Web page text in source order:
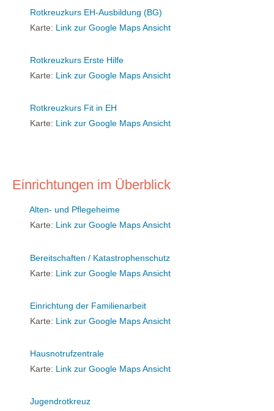
Rotkreuzkurs EH-Ausbildung (BG)
Karte: Link zur Google Maps Ansicht
Rotkreuzkurs Erste Hilfe
Karte: Link zur Google Maps Ansicht
Rotkreuzkurs Fit in EH
Karte: Link zur Google Maps Ansicht
Einrichtungen im Überblick
Alten- und Pflegeheime
Karte: Link zur Google Maps Ansicht
Bereitschaften / Katastrophenschutz
Karte: Link zur Google Maps Ansicht
Einrichtung der Familienarbeit
Karte: Link zur Google Maps Ansicht
Hausnotrufzentrale
Karte: Link zur Google Maps Ansicht
Jugendrotkreuz